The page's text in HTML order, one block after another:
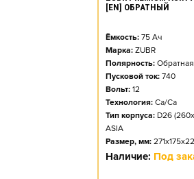
[EN] ОБРАТНЫЙ
Ёмкость: 75 Ач
Марка: ZUBR
Полярность: Обратная
Пусковой ток: 740
Вольт: 12
Технология: Ca/Ca
Тип корпуса: D26
ASIA
Размер, мм:
Наличие: Под